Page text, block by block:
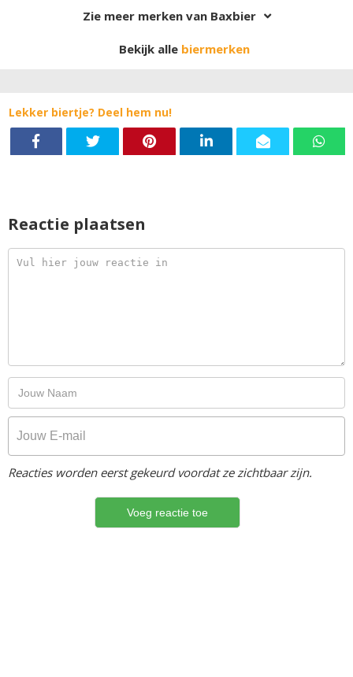
Zie meer merken van Baxbier
Bekijk alle biermerken
Lekker biertje? Deel hem nu!
Reactie plaatsen
Reacties worden eerst gekeurd voordat ze zichtbaar zijn.